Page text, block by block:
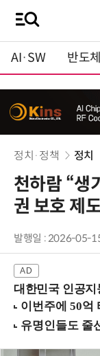
AI·SW 반도체
정치·정책 정치
천하람 “생
권 보호 제
발행일 : 2026-05-
대한민국 인공지능과